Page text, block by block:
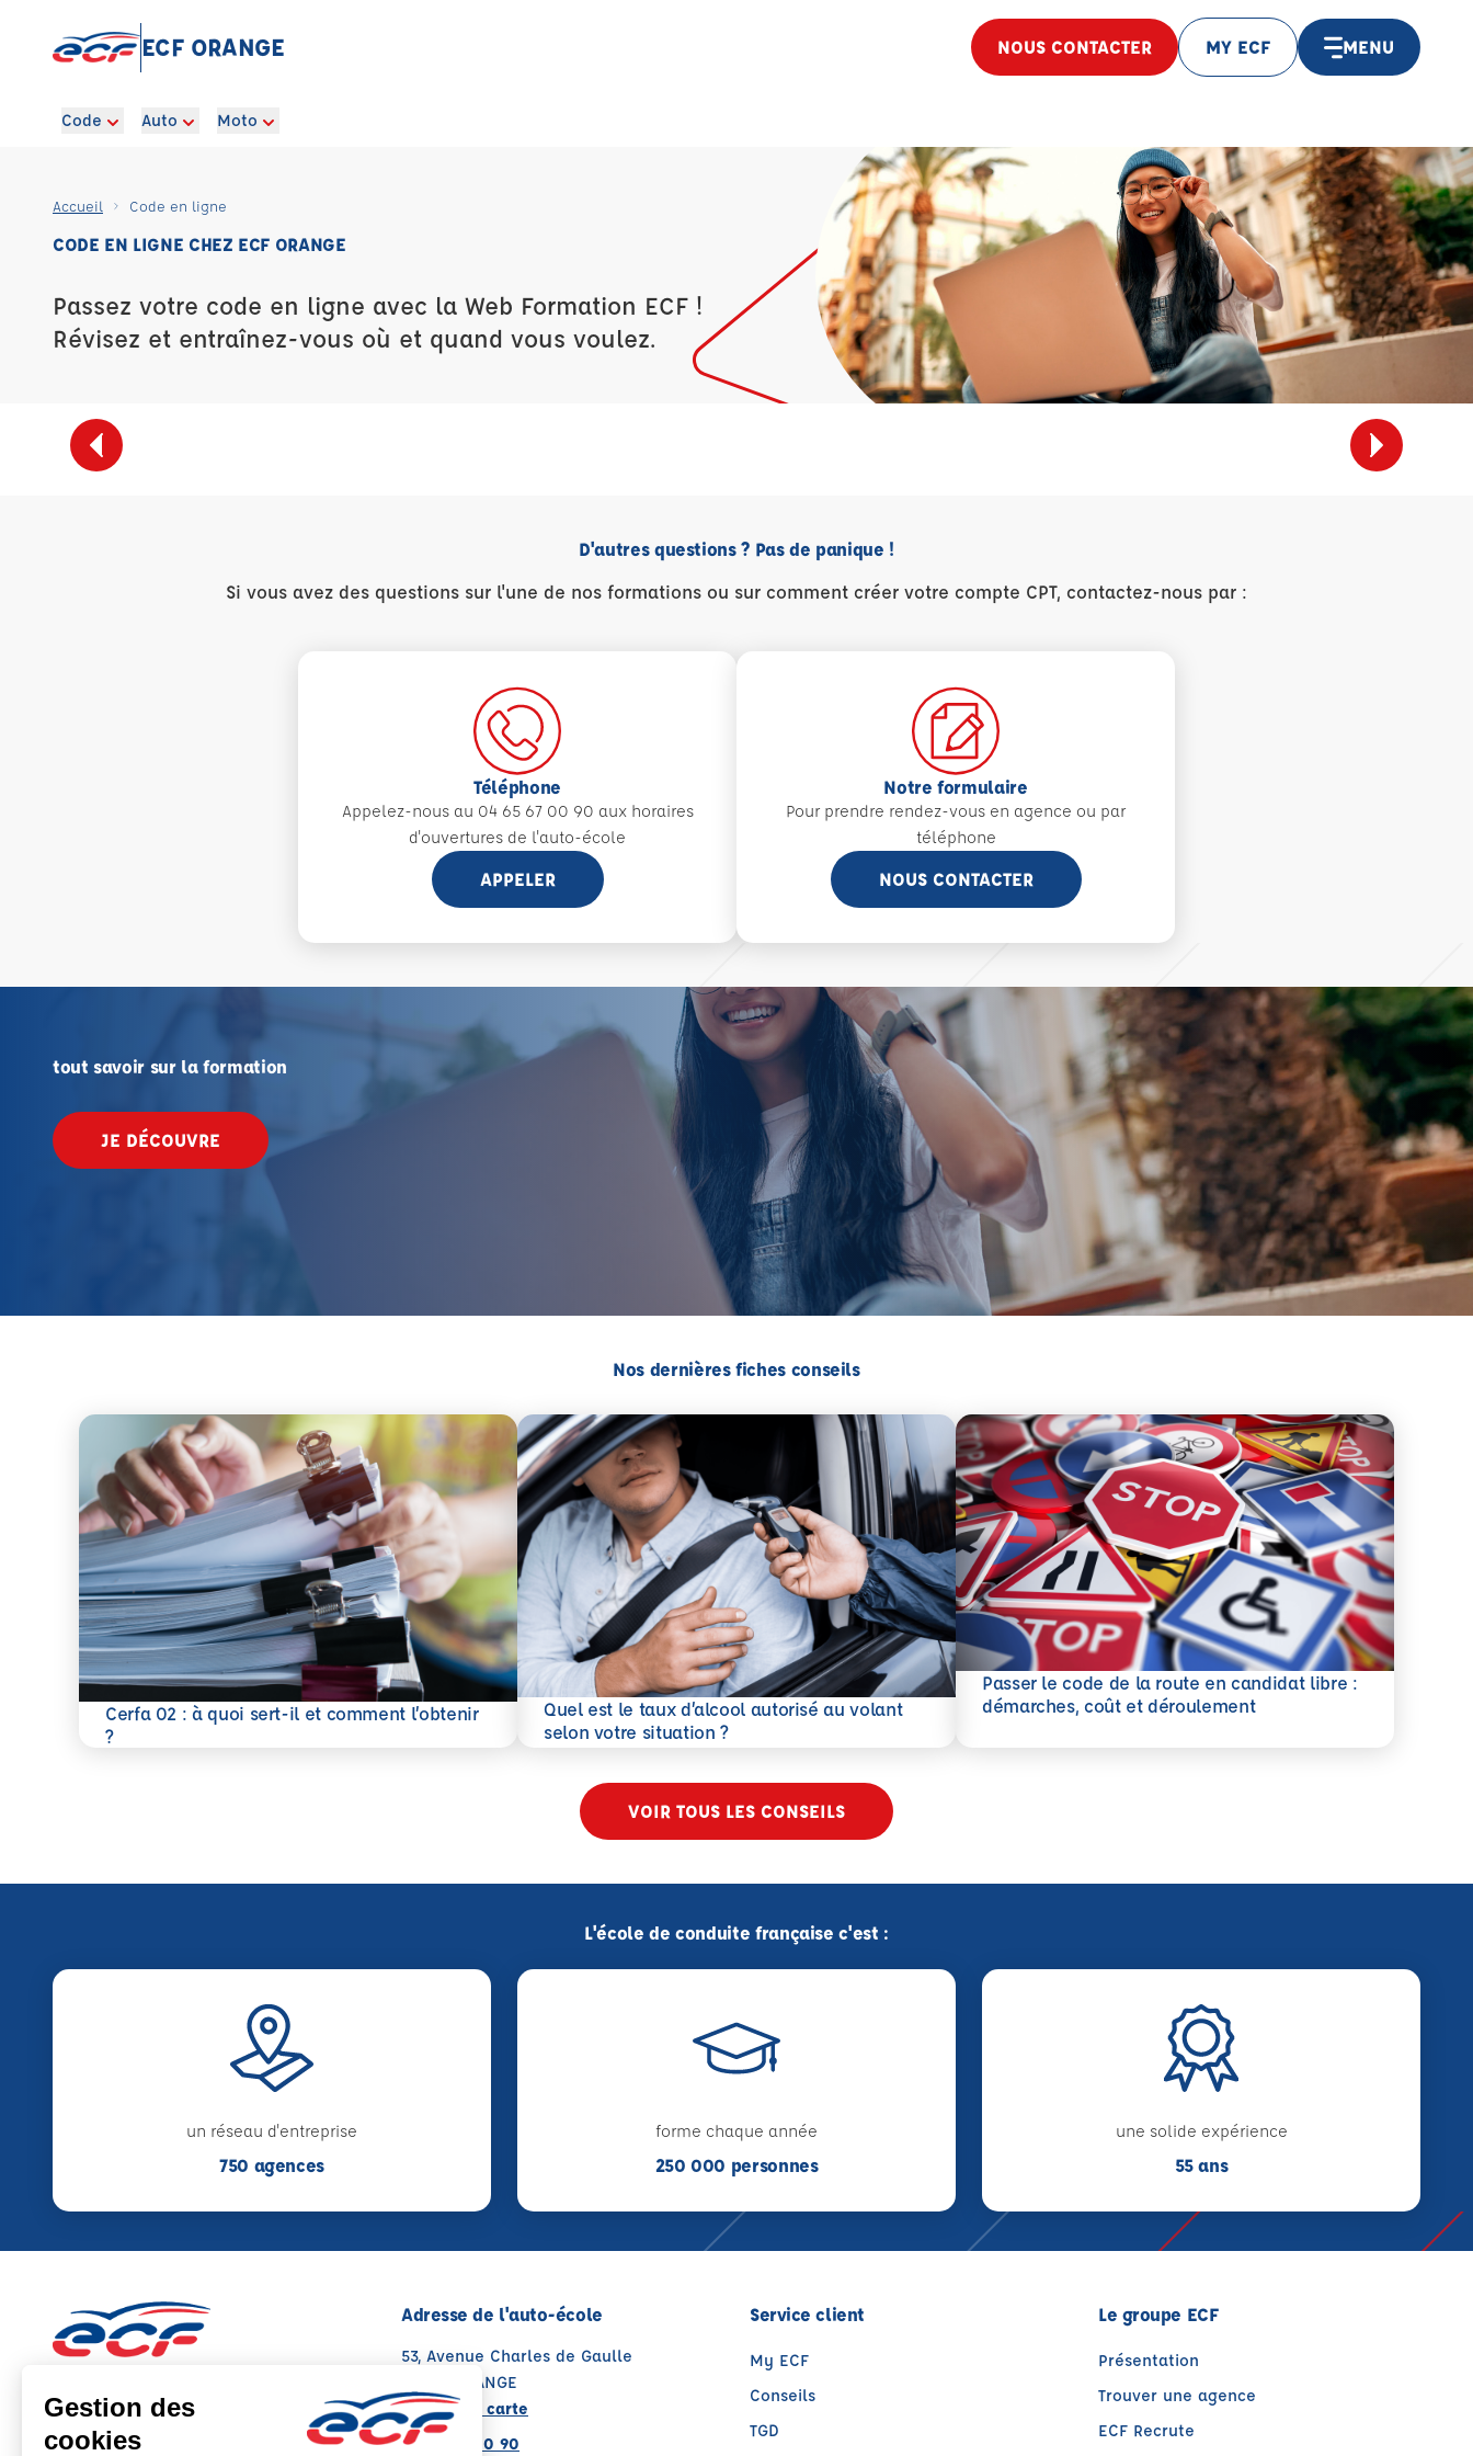
ECF ORANGE NOUS CONTACTER MY ECF MENU
Code Auto Moto
Accueil Code en ligne
CODE EN LIGNE CHEZ ECF ORANGE
Passez votre code en ligne avec la Web Formation ECF !
Révisez et entraînez-vous où et quand vous voulez.
D'autres questions ? Pas de panique !
Si vous avez des questions sur l'une de nos formations ou sur comment créer votre compte CPT, contactez-nous par :
Téléphone
Appelez-nous au 04 65 67 00 90 aux horaires
d'ouvertures de l'auto-école
APPELER
Notre formulaire
Pour prendre rendez-vous en agence ou par
téléphone
NOUS CONTACTER
tout savoir sur la formation
JE DÉCOUVRE
Nos dernières fiches conseils
Cerfa 02 : à quoi sert-il et comment l’obtenir
?
En savoir plus
Quel est le taux d’alcool autorisé au volant
selon votre situation ?
En savoir plus
Passer le code de la route en candidat libre :
démarches, coût et déroulement
En savoir plus
VOIR TOUS LES CONSEILS
L'école de conduite française c'est :
un réseau d'entreprise
750 agences
forme chaque année
250 000 personnes
une solide expérience
55 ans
Note : 4.9/5
Moyenne calculée sur 126 avis
Adresse de l'auto-école
53, Avenue Charles de Gaulle
84100 ORANGE
Voir sur la carte
04 65 67 00 90
Service client
My ECF
Conseils
TGD
Le groupe ECF
Présentation
Trouver une agence
ECF Recrute